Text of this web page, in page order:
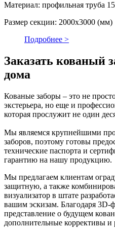
Материал: профильная труба
Размер секции: 2000х3000 (мм)
Подробнее >
Заказать кованый
дома
Кованые заборы – это не
экстерьера, но еще и
которая прослужит не один
Мы являемся крупнейшими
заборов, поэтому готовы
технические паспорта и
гарантию на нашу продукцию.
Мы предлагаем клиентам
защитную, а также
визуализатор в штате
вашим эскизам. Благодаря 3D-
представление о будущем
дополнительные коррективы и